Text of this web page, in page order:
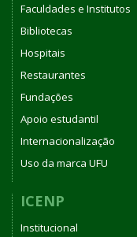
Faculdades e Institutos
Bibliotecas
Hospitais
Restaurantes
Fundações
Apoio estudantil
Internacionalização
Uso da marca UFU
ICENP
Institucional